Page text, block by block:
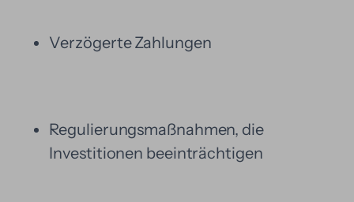
Verzögerte Zahlungen
Regulierungsmaßnahmen, die
Investitionen beeinträchtigen